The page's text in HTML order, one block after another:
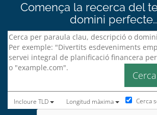
Comença la recerca del
domini
Incloure TLD Longitud màxima Cerca